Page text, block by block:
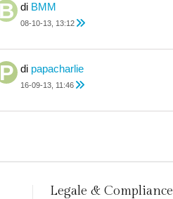
di BMM
08-10-13, 13:12
di papacharlie
16-09-13, 11:46
Legale & Compliance